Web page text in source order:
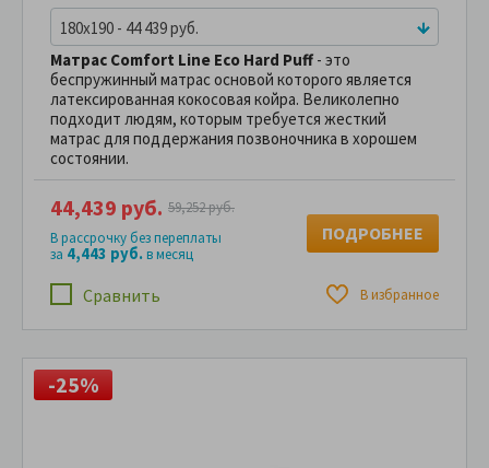
180x190 - 44 439 руб.
Матрас Comfort Line Eco Hard Puff - это
беспружинный матрас основой которого является
латексированная кокосовая койра. Великолепно
подходит людям, которым требуется жесткий
матрас для поддержания позвоночника в хорошем
состоянии.
Сравнить В избранное
44,439 руб. 59,252 руб.
В рассрочку без переплаты
за 4,443 руб.в месяц
ПОДРОБНЕЕ
-25%